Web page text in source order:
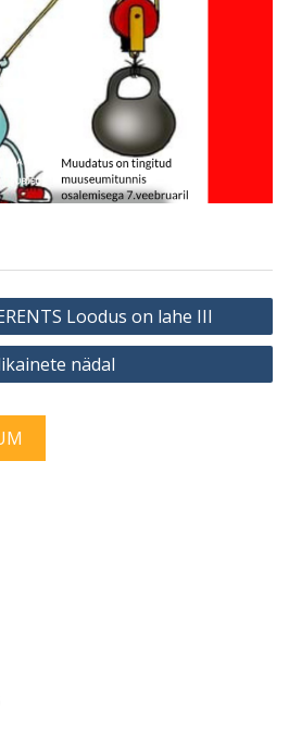
Loodus on lahe III
nädal